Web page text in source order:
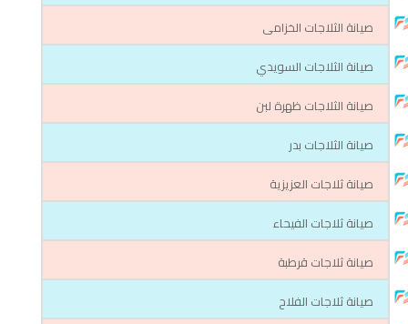
صيانة الثلاجات الخزامى
صيانة الثلاجات السويدي
صيانة الثلاجات ظهرة لبن
صيانة الثلاجات بدر
صيانة ثلاجات العزيزية
صيانة ثلاجات الفيحاء
صيانة ثلاجات قرطبة
صيانة ثلاجات الفلاح